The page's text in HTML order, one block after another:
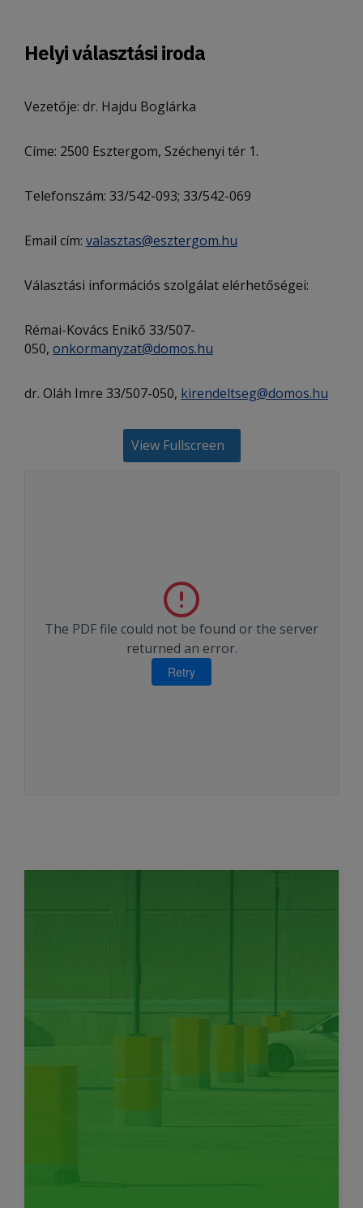
Helyi választási iroda
Vezetője: dr. Hajdu Boglárka
Címe: 2500 Esztergom, Széchenyi tér 1.
Telefonszám: 33/542-093; 33/542-069
Email cím: valasztas@esztergom.hu
Választási információs szolgálat elérhetőségei:
Rémai-Kovács Enikő 33/507-
050, onkormanyzat@domos.hu
dr. Oláh Imre 33/507-050, kirendeltseg@domos.hu
View Fullscreen
The PDF file could not be found or the server
returned an error.
Retry